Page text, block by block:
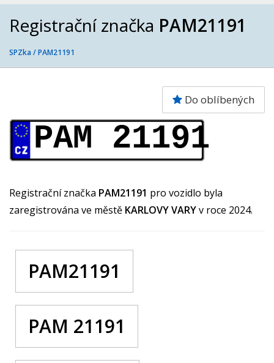
Registrační značka PAM21191
SPZka /PAM21191
Do oblíbených
PAM 21191
Registrační značka PAM21191 pro vozidlo byla
zaregistrována ve městě KARLOVY VARYv roce 2024.
PAM21191
PAM 21191